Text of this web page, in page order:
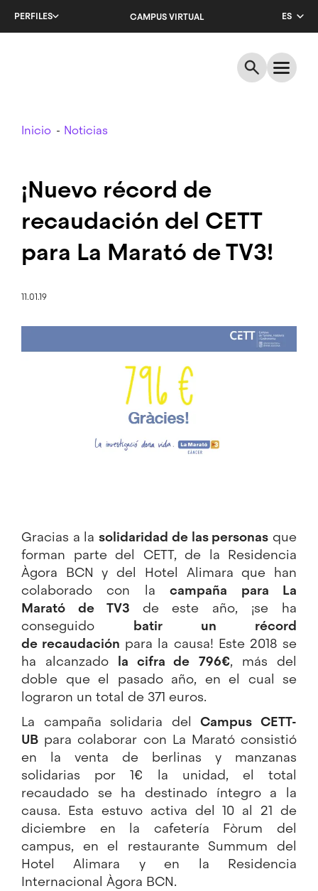
PERFILES CAMPUS VIRTUAL
ES
EN
Breadcrumb
Inicio Noticias
¡Nuevo récord de
recaudación del CETT
para La Marató de TV3!
11.01.19
Gracias a lasolidaridad de las personas que
forman parte del CETT, de la Residencia
Àgora BCN y del Hotel Alimara que han
colaborado con lacampaña para La
Marató
de TV3 de este año, ¡se ha
conseguido batir un récord
de recaudación para la causa! Este 2018 se
ha alcanzado la cifra de 796€, más del
doble que el pasado año, en el cual se
lograron un total de 371 euros.
La campaña solidaria delCampus CETT-
UB para colaborar con La Marató consistió
en la venta de berlinas y manzanas
solidarias por 1€ la unidad, el total
recaudado se ha destinado íntegro a la
causa. Esta estuvo activa del 10 al 21 de
diciembre en la cafetería Fòrum del
campus, en el restaurante Summum del
Hotel Alimara y en la Residencia
Internacional Àgora BCN.